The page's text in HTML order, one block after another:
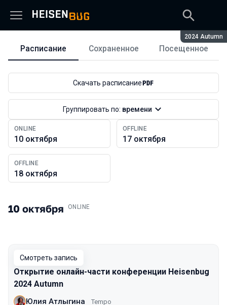
Сезон:
2024 Autumn
Расписание
Расписание Сохраненное Посещенное
ONLINE
10 октября
OFFLINE
17 октября
OFFLINE
18 октября
Скачать расписание
Группировать по: времени
10 октября .ONLINE
Смотреть запись
Открытие онлайн-части конференции Heisenbug
2024 Autumn
Юлия Атлыгина Tempo